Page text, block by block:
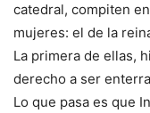
catedral, compiten
mujeres: el de la
La primera de ellas,
derecho a ser
Lo que pasa es que